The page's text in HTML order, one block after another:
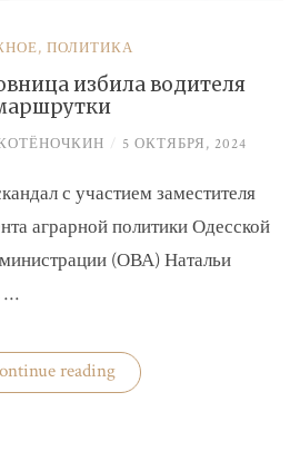
, ПОЛИТИКА
избила водителя
/ 5 ОКТЯБРЯ, 2024
с участием заместителя
аграрной политики Одесской
(ОВА) Натальи
…
reading«Одесская
чиновница